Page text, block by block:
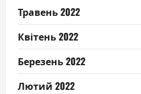
Травень 2022
Квітень 2022
Березень 2022
Лютий 2022